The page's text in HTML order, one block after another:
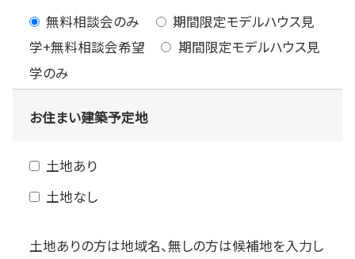
無料相談会のみ
期間限定モデルハウス見
学+無料相談会希望
期間限定モデルハウス見
学のみ
お住まい建築予定地
土地あり
土地なし
土地ありの方は地域名、無しの方は候補地を入力し